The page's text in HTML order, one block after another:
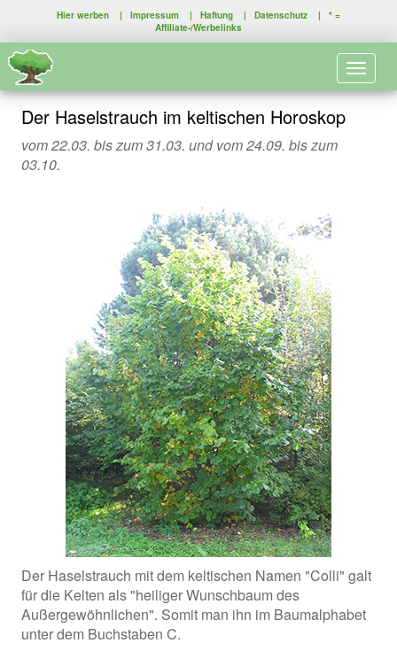
Hier werben | Impressum | Haftung | Datenschutz | * =
Affiliate-/Werbelinks
Der Haselstrauch im keltischen Horoskop
vom 22.03. bis zum 31.03. und vom 24.09. bis zum
03.10.
Der Haselstrauch mit dem keltischen Namen "Colli" galt
für die Kelten als "heiliger Wunschbaum des
Außergewöhnlichen". Somit man ihn im Baumalphabet
unter dem Buchstaben C.